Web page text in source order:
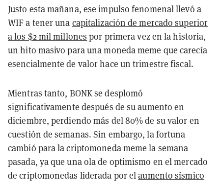
Justo esta mañana, ese impulso fenomenal llevó a
WIF a tener una capitalización de mercado superior
a los $2 mil millones por primera vez en la historia,
un hito masivo para una moneda meme que carecía
esencialmente de valor hace un trimestre fiscal.
Mientras tanto, BONK se desplomó
significativamente después de su aumento en
diciembre, perdiendo más del 80% de su valor en
cuestión de semanas. Sin embargo, la fortuna
cambió para la criptomoneda meme la semana
pasada, ya que una ola de optimismo en el mercado
de criptomonedas liderada por elaumento sísmico